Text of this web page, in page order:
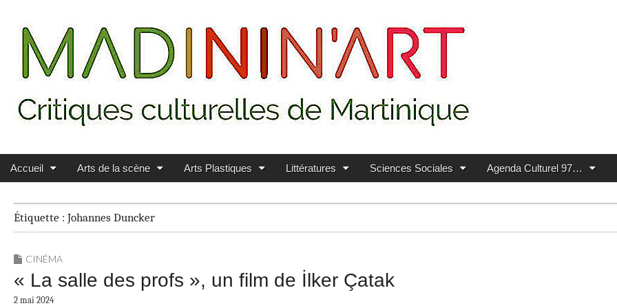
MADININ'ART
Main menu
Skip to content
Accueil Arts de la scène Arts Plastiques Littératures Sciences Sociales Agenda Culturel 97…
Étiquette : Johannes Duncker
CINÉMA
« La salle des profs », un film de İlker Çatak
2 mai 2024